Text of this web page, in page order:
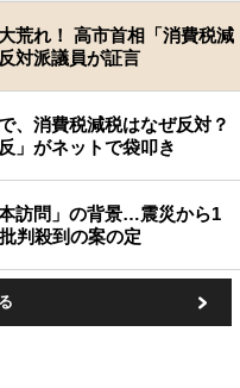
荒れ！ 高市首相「消費税減
対派議員が証言
、消費税減税はなぜ反対？
」がネットで袋叩き
訪問」の背景…震災から1
判殺到の案の定